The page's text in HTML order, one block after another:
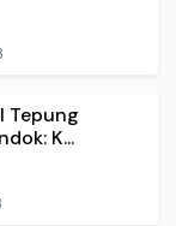
Tepung
K...